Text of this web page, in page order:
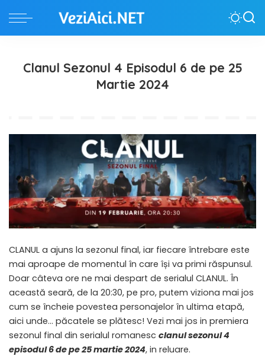
Clanul Sezonul 4 Episodul 6 de pe 25
Martie 2024
CLANUL a ajuns la sezonul final, iar fiecare întrebare este
mai aproape de momentul în care își va primi răspunsul.
Doar câteva ore ne mai despart de serialul CLANUL. În
această seară, de la 20:30, pe pro, putem viziona mai jos
cum se încheie povestea personajelor în ultima etapă,
aici unde… păcatele se plătesc! Vezi mai jos in premiera
sezonul final din serialul romanesc clanul sezonul 4
episodul 6 de pe 25 martie 2024, in reluare.